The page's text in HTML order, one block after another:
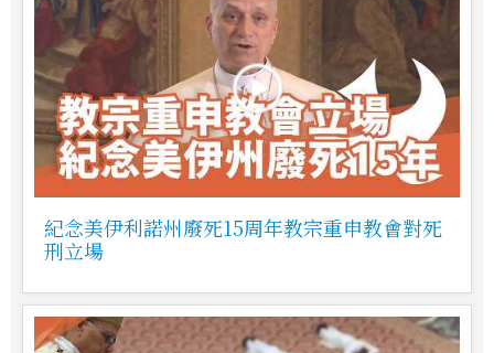
紀念美伊利諾州廢死15周年教宗重申教會對死
刑立場